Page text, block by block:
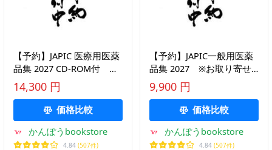
【予約】JAPIC 医療用医薬
品集 2027 CD-ROM付 ※
お取り寄せ対応 ※2026年
9月上旬発売予定
14,300 円
価格比較
かんぽうbookstore
4.84 (507件)
【予約】JAPIC一般用医薬
品集 2027 ※お取り寄せ
対応 ※2026年9月上旬発
売予定
9,900 円
価格比較
かんぽうbookstore
4.84 (507件)